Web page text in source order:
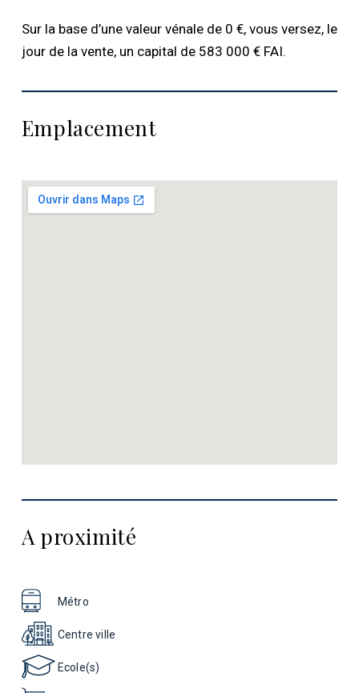
Sur la base d’une valeur vénale de 0 €, vous versez, le
jour de la vente, un capital de 583 000 € FAI.
Emplacement
A proximité
Métro
Centre ville
Ecole(s)